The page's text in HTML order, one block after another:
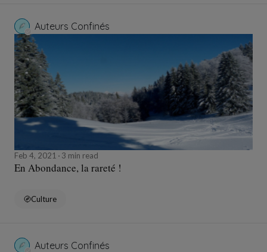
Auteurs Confinés
Feb 4, 2021 3 min read
En Abondance, la rareté !
Culture
Auteurs Confinés